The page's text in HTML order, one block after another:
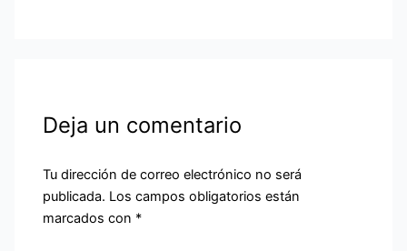
Deja un comentario
Tu dirección de correo electrónico no será
publicada. Los campos obligatorios están
marcados con *